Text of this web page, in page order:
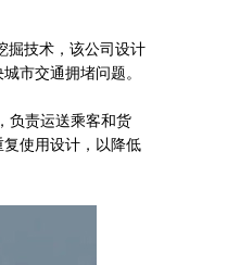
掘技术，该公司设计
市交通拥堵问题。
负责运送乘客和货
使用设计，以降低